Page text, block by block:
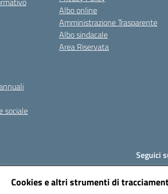
Cookies e altri strumenti di
sociale
Albo online
Amministrazione Trasparente
Albo sindacale
Area Riservata
Seguici